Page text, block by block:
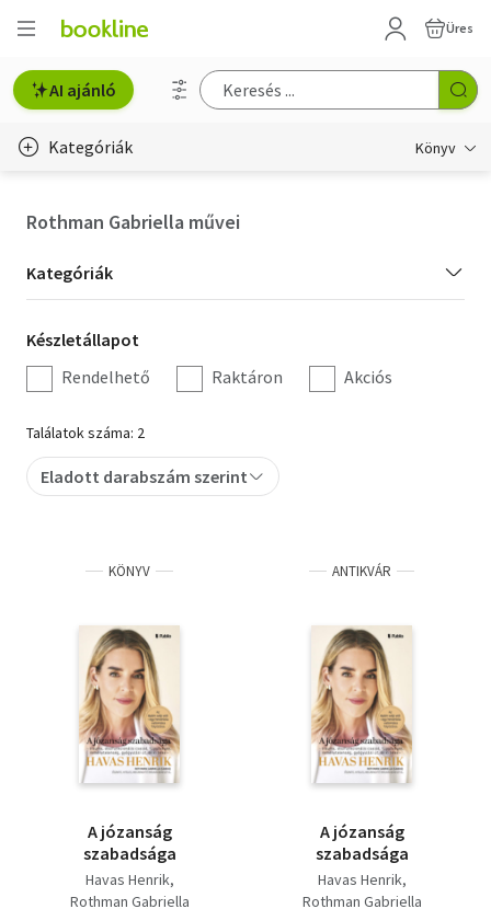
Üres
AI ajánló
Kategóriák Könyv
Hobbi, szabadidő
Irodalom
Művészet
Szakkönyv
Tankönyv, segédkönyv
Társadalomtudomány
Természettudomány
Történelem
Rothman Gabriella művei
Kategória
szűrés
Kategóriák
Készletállapot
szűrés
Készletállapot
Rendelhető
Raktáron Akciós
Találatok száma: 2
Eladott darabszám szerint
KÖNYV
A józanság
szabadsága
Havas Henrik
Rothman Gabriella
ANTIKVÁR
A józanság
szabadsága
Havas Henrik
Rothman Gabriella